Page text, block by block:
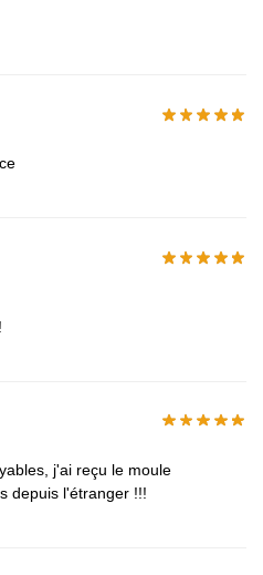
j'ai reçu le moule
depuis l'étranger !!!